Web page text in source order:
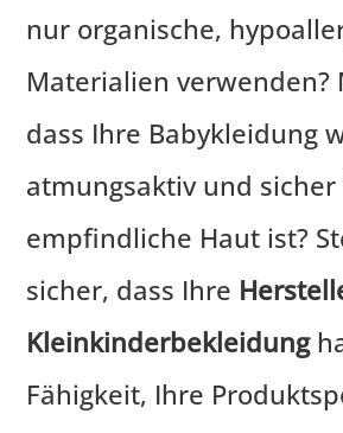
nur organische,
Materialien verwenden?
dass Ihre Babykleidung
atmungsaktiv und
empfindliche Haut ist?
sicher, dass Ihre
Kleinkinderbekleidung
Fähigkeit, Ihre